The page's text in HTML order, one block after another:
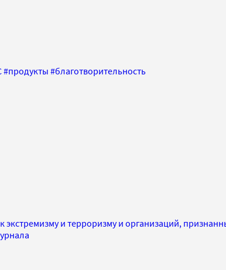
#продукты #благотворительность
экстремизму и терроризму и организаций,